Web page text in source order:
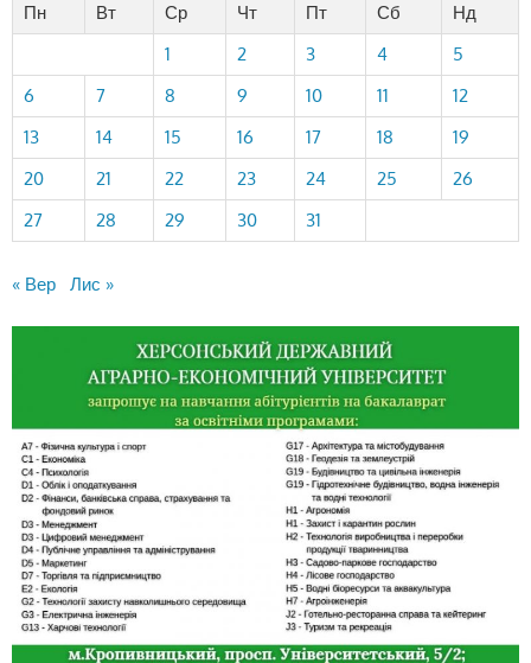
Пн
Вт Ср Чт Пт Сб
Нд
1
2 3 4
5
6
7 8 9 10 11
12
13
14 15 16 17 18
19
20
21 22 23 24 25
26
27
28 29 30 31
« Вер Лис »